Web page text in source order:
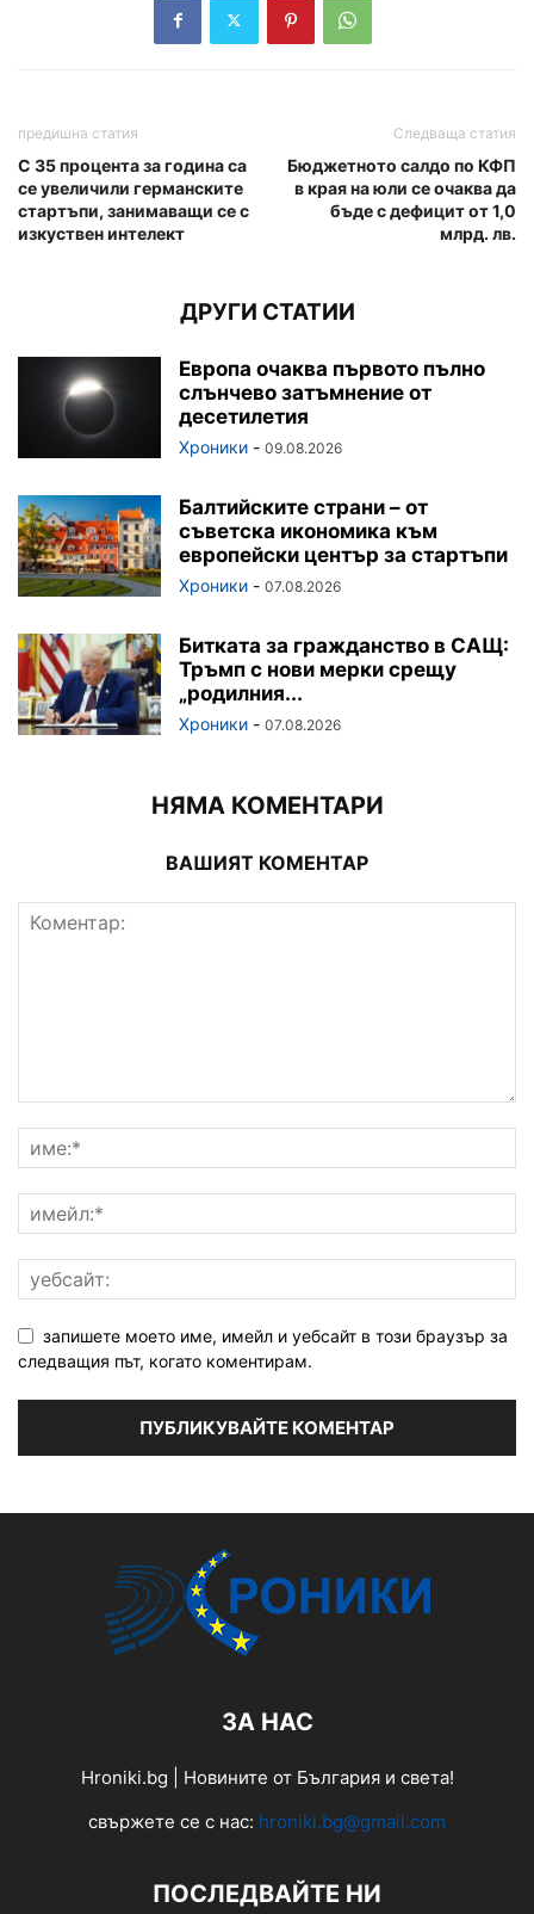
предишна статия
С 35 процента за година са
се увеличили германските
стартъпи, занимаващи се с
изкуствен интелект
Следваща статия
Бюджетното салдо по КФП
в края на юли се очаква да
бъде с дефицит от 1,0
млрд. лв.
ДРУГИ СТАТИИ
Европа очаква първото пълно
слънчево затъмнение от
десетилетия
Хроники - 09.08.2026
Балтийските страни – от
съветска икономика към
европейски център за стартъпи
Хроники - 07.08.2026
Битката за гражданство в САЩ:
Тръмп с нови мерки срещу
„родилния...
Хроники - 07.08.2026
НЯМА КОМЕНТАРИ
ВАШИЯТ КОМЕНТАР
запишете моето име, имейл и уебсайт в този браузър за
следващия път, когато коментирам.
ЗА НАС
Hroniki.bg | Новините от България и света!
свържете се с нас: hroniki.bg@gmail.com
ПОСЛЕДВАЙТЕ НИ